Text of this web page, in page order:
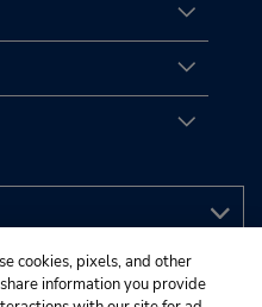
cookies, pixels, and other
information you provide